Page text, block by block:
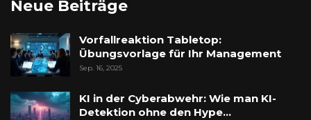
Neue Beiträge
Vorfallreaktion Tabletop:
Übungsvorlage für Ihr Management
Sep. 16, 2025
KI in der Cyberabwehr: Wie man KI-
Detektion ohne den Hype…